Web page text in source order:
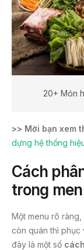
20+ Món
>> Mời bạn xem
dựng hệ thống
Cách
trong
Một menu rõ
còn quán thì phục
đây là một số